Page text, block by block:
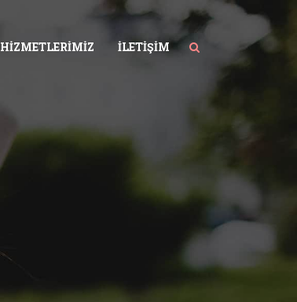
HIZMETLERIMIZ İLETIŞIM